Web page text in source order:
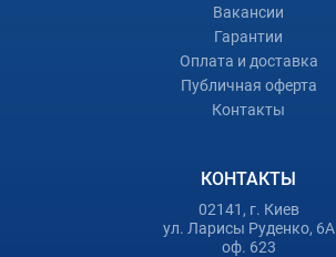
Вакансии
Гарантии
Оплата и доставка
Публичная оферта
Контакты
КОНТАКТЫ
02141, г. Киев
ул. Ларисы Руденко, 6А
оф. 623